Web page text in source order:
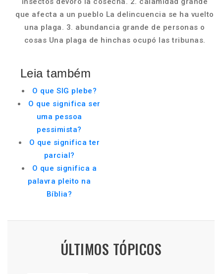
que afecta a un pueblo La delincuencia se ha vuelto
una plaga. 3. abundancia grande de personas o
cosas Una plaga de hinchas ocupó las tribunas.
Leia também
O que SIG plebe?
O que significa ser
uma pessoa
pessimista?
O que significa ter
parcial?
O que significa a
palavra pleito na
Bíblia?
ÚLTIMOS TÓPICOS